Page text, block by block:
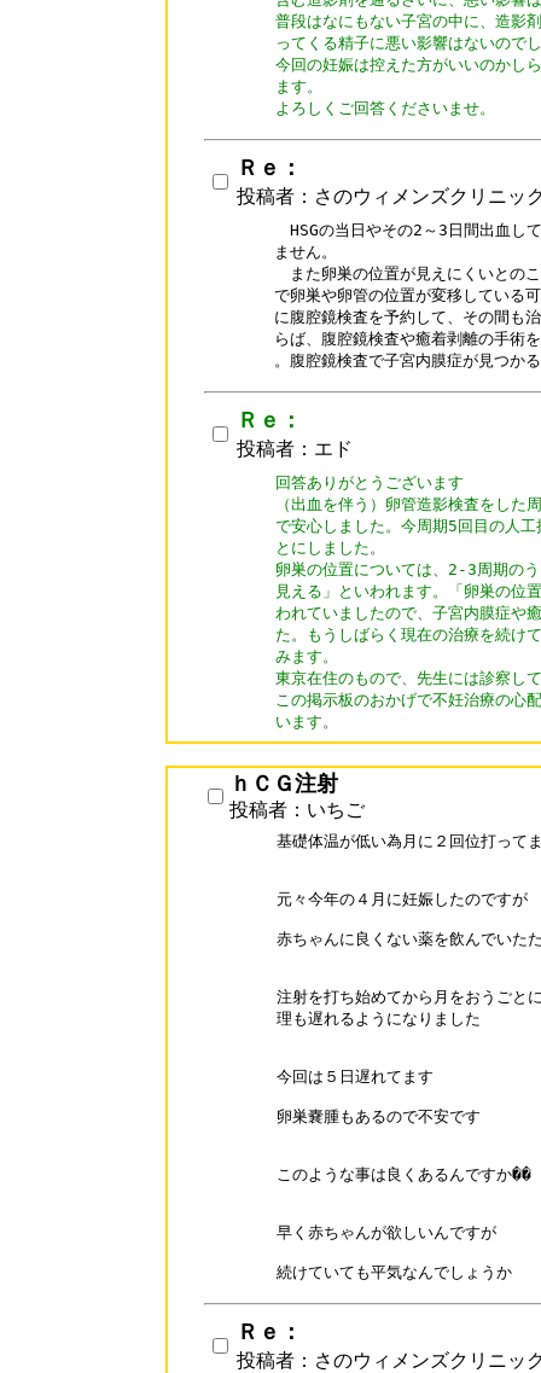
普段はなにもない子宮の中に、造影
ってくる精子に悪い影響はないので
今回の妊娠は控えた方がいいのかし
ます。
よろしくご回答くださいませ。
Ｒｅ：
投稿者：さのウィメンズクリニッ
HSGの当日やその2～3日間出血し
ません。
また卵巣の位置が見えにくいとの
で卵巣や卵管の位置が変移している
に腹腔鏡検査を予約して、その間も
らば、腹腔鏡検査や癒着剥離の手術
Ｒｅ：
投稿者：エド
回答ありがとうございます
（出血を伴う）卵管造影検査をした
で安心しました。今周期5回目の人
とにしました。
卵巣の位置については、2-3周期の
見える」といわれます。「卵巣の位
われていましたので、子宮内膜症や
た。もうしばらく現在の治療を続け
みます。
東京在住のもので、先生には診察し
この掲示板のおかげで不妊治療の心
います。
ｈＣＧ注射
投稿者：いちご
基礎体温が低い為月に２回位打って
元々今年の４月に妊娠したのですが
赤ちゃんに良くない薬を飲んでいた
注射を打ち始めてから月をおうごと
理も遅れるようになりました
今回は５日遅れてます
卵巣嚢腫もあるので不安です
このような事は良くあるんですか��
早く赤ちゃんが欲しいんですが
続けていても平気なんでしょうか
Ｒｅ：
投稿者：さのウィメンズクリニッ